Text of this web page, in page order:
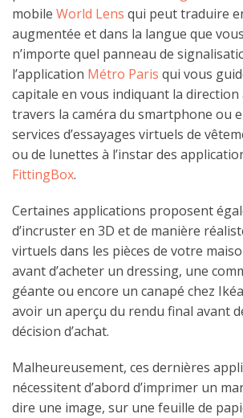
mobile World Lens qui peut traduire
augmentée et dans la langue que
n’importe quel panneau de
l’application Métro Paris qui vous
capitale en vous indiquant la direction
travers la caméra du smartphone ou
services d’essayages virtuels de
ou de lunettes à l’instar des
FittingBox.
Certaines applications proposent
d’incruster en 3D et de manière
virtuels dans les pièces de votre
avant d’acheter un dressing, une
géante ou encore un canapé chez
avoir un aperçu du rendu final avant
décision d’achat.
Malheureusement, ces dernières
nécessitent d’abord d’imprimer un
dire une image, sur une feuille de